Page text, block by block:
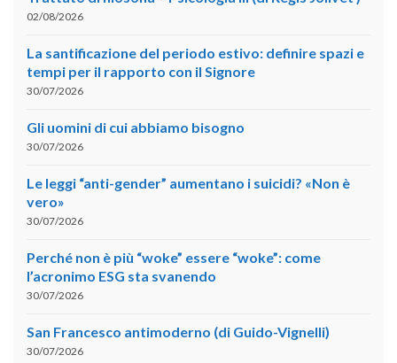
02/08/2026
La santificazione del periodo estivo: definire spazi e
tempi per il rapporto con il Signore
30/07/2026
Gli uomini di cui abbiamo bisogno
30/07/2026
Le leggi “anti-gender” aumentano i suicidi? «Non è
vero»
30/07/2026
Perché non è più “woke” essere “woke”: come
l’acronimo ESG sta svanendo
30/07/2026
San Francesco antimoderno (di Guido-Vignelli)
30/07/2026